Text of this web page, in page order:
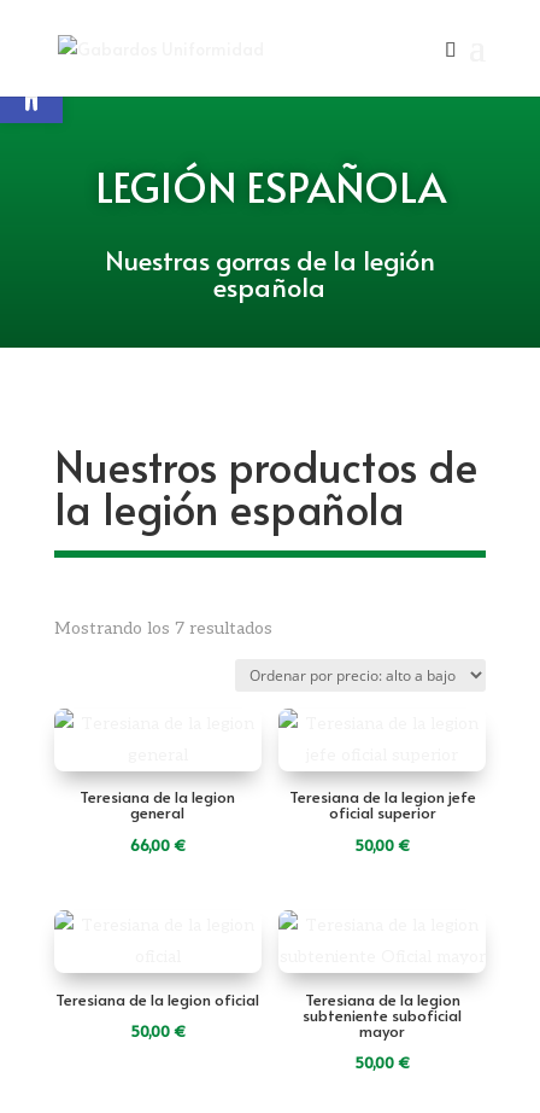
LEGIÓN ESPAÑOLA
Nuestras gorras de la legión
española
Nuestros productos de
la legión española
Mostrando los 7 resultadosOrdenado
precio:
alto
Teresiana de la legion
general
66,00€
Teresiana de la legion jefe
oficial superior
50,00€
Teresiana de la legion oficial
50,00€
Teresiana de la legion
subteniente suboficial
mayor
50,00€